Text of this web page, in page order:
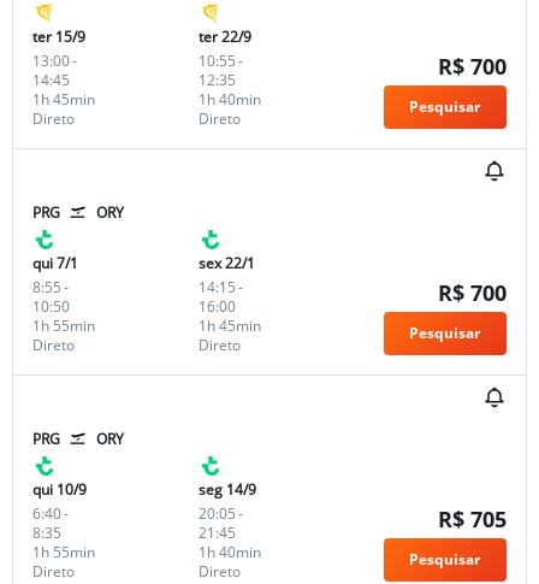
ter 15/9
13:00-
14:45
Direto
1h 45min
ter 22/9
10:55-
12:35
Direto
1h 40min
R$ 700
Pesquisar
PRG ORY
qui 7/1
8:55-
10:50
Direto
1h 55min
sex 22/1
14:15-
16:00
Direto
1h 45min
R$ 700
Pesquisar
PRG ORY
qui 10/9
6:40-
8:35
Direto
1h 55min
seg 14/9
20:05-
21:45
Direto
1h 40min
R$ 705
Pesquisar